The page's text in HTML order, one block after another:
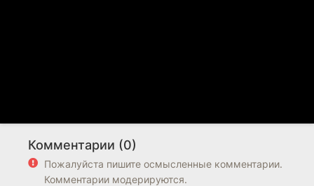
Комментарии (0)
Пожалуйста пишите осмысленные комментарии.
Комментарии модерируются.